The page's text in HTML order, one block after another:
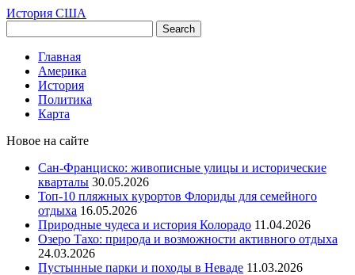
История США
Главная
Америка
История
Политика
Карта
Новое на сайте
Сан-Франциско: живописные улицы и исторические
кварталы 30.05.2026
Топ-10 пляжных курортов Флориды для семейного
отдыха 16.05.2026
Природные чудеса и история Колорадо 11.04.2026
Озеро Тахо: природа и возможности активного отдыха
24.03.2026
Пустынные парки и походы в Неваде 11.03.2026